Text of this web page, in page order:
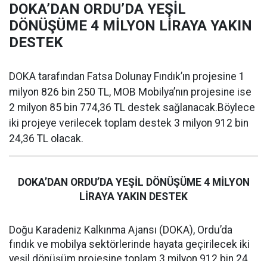
DOKA’DAN ORDU’DA YEŞİL
DÖNÜŞÜME 4 MİLYON LİRAYA YAKIN
DESTEK
DOKA tarafından Fatsa Dolunay Fındık’ın projesine 1
milyon 826 bin 250 TL, MOB Mobilya’nın projesine ise
2 milyon 85 bin 774,36 TL destek sağlanacak.Böylece
iki projeye verilecek toplam destek 3 milyon 912 bin
24,36 TL olacak.
DOKA’DAN ORDU’DA YEŞİL DÖNÜŞÜME 4 MİLYON
LİRAYA YAKIN DESTEK
Doğu Karadeniz Kalkınma Ajansı (DOKA), Ordu’da
fındık ve mobilya sektörlerinde hayata geçirilecek iki
yeşil dönüşüm projesine toplam 3 milyon 912 bin 24